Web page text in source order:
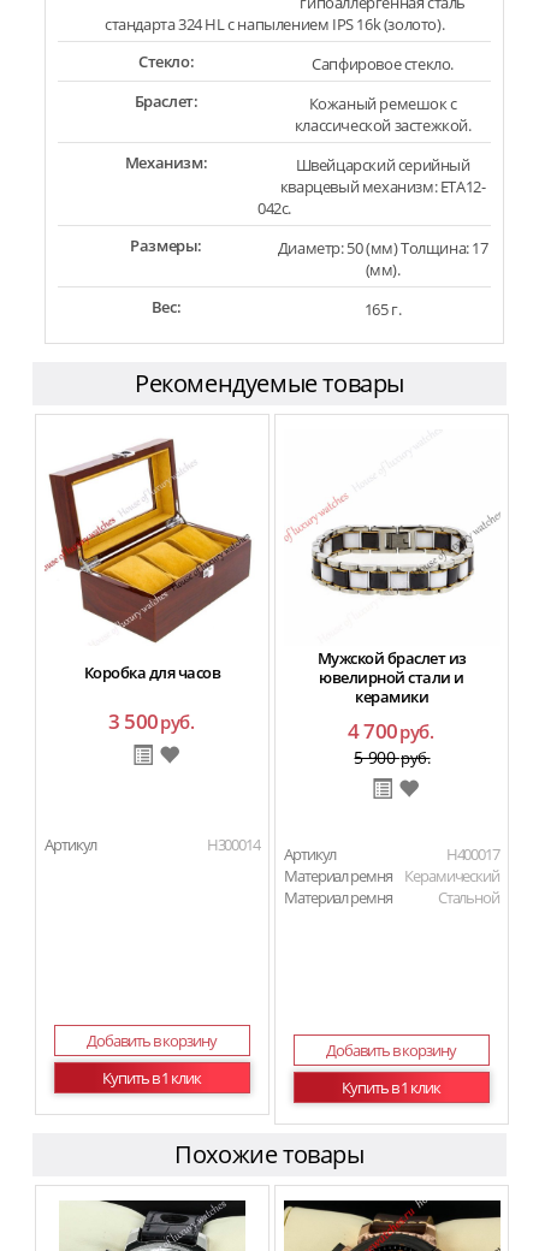
стандарта 324 HL с напылением IPS 16k (золото).
Стекло:
Сапфировое стекло.
Браслет:
Кожаный ремешок с
классической застежкой.
Механизм:
Швейцарский серийный
кварцевый механизм: ETA12-
042c.
Размеры:
Диаметр: 50 (мм) Толщина: 17
(мм).
Вес:
165 г.
Рекомендуемые товары
Коробка для часов
3 500руб.
Артикул H300014
Добавить в корзину
Купить в 1 клик
Мужской браслет из
ювелирной стали и
керамики
4 700руб.
5 900руб.
Артикул
H400017
Материал ремня
Керамический
Материал ремня
Стальной
Добавить в корзину
Купить в 1 клик
Похожие товары